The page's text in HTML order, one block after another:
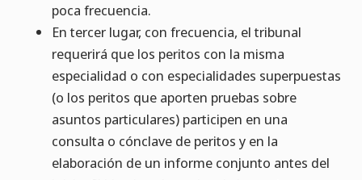
poca frecuencia.
En tercer lugar, con frecuencia, el tribunal
requerirá que los peritos con la misma
especialidad o con especialidades superpuestas
(o los peritos que aporten pruebas sobre
asuntos particulares) participen en una
consulta o cónclave de peritos y en la
elaboración de un informe conjunto antes del